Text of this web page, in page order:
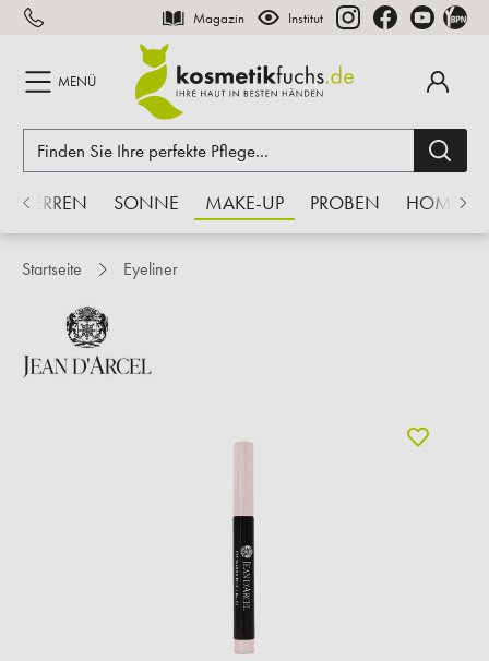
springen Magazin Institut
MENÜ
HERREN SONNE MAKE-UP PROBEN HOME
Startseite Eyeliner